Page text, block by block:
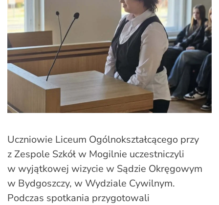
Uczniowie Liceum Ogólnokształcącego przy
z Zespole Szkół w Mogilnie uczestniczyli
w wyjątkowej wizycie w Sądzie Okręgowym
w Bydgoszczy, w Wydziale Cywilnym.
Podczas spotkania przygotowali